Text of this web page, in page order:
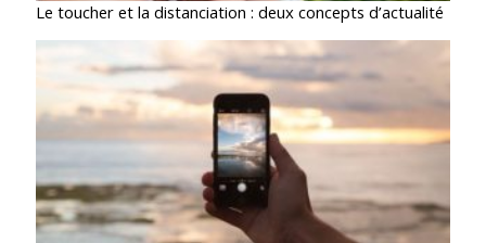
Le toucher et la distanciation : deux concepts d’actualité